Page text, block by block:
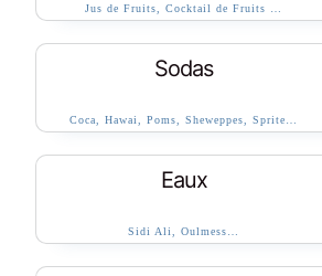
Jus de Fruits, Cocktail de Fruits …
Sodas
Coca, Hawai, Poms, Sheweppes, Sprite…
Eaux
Sidi Ali, Oulmess…